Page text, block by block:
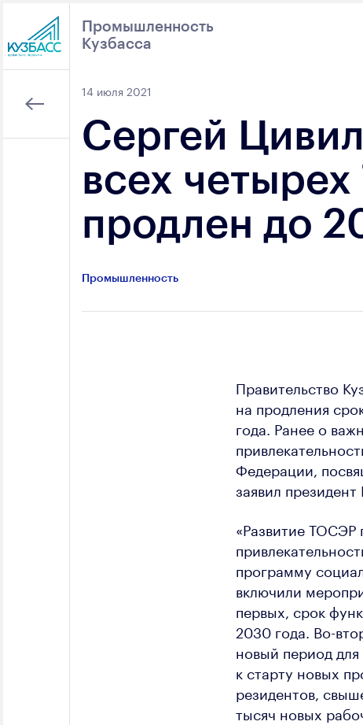
Промышленность
Кузбасса
14 июля 2021
Сергей
всех
продлен до
Промышленность
Правительство
на продления
года. Ранее о
Федерации,
заявил
«Развитие ТОСЭР
программу
включили
первых, срок
2030 года. Во-
новый период
к старту новых
резидентов,
тысяч новых